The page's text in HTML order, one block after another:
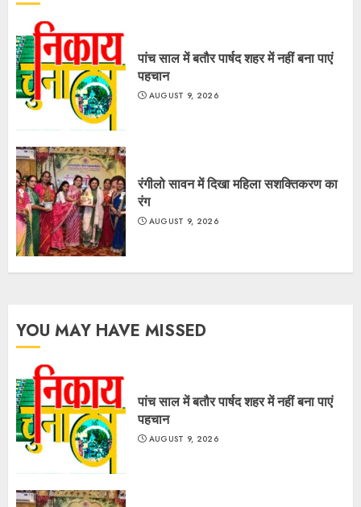
पांच साल में बतौर पार्षद शहर में नहीं बना पाएं
पहचान
AUGUST 9, 2026
रंगीलो सावन में दिखा महिला सशक्तिकरण का
रंग
AUGUST 9, 2026
YOU MAY HAVE MISSED
पांच साल में बतौर पार्षद शहर में नहीं बना पाएं
पहचान
AUGUST 9, 2026